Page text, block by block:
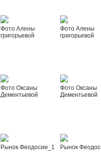
Фото Алены
григорьевой
Фото Алены
григорьевой
Фото Оксаны
Дементьевой
Фото Оксаны
Дементьевой
Рынок Феодосии_1 Рынок